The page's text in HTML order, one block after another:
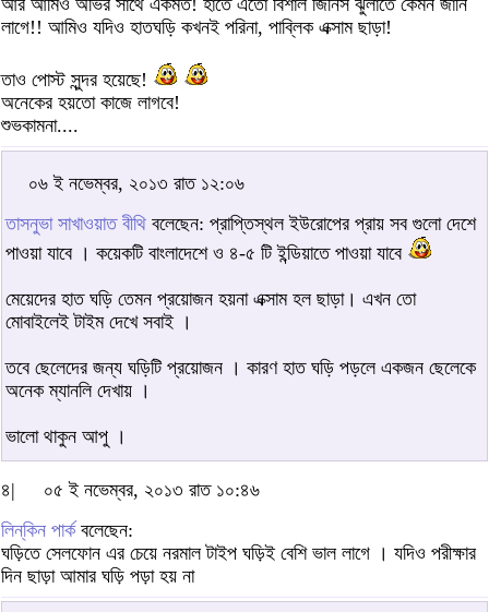
আর আমিও অভির সাথে একমত! হাতে এতো বিশাল জিনিস ঝুলাতে কেমন জানি
লাগে!! আমিও যদিও হাতঘড়ি কখনই পরিনা, পাব্লিক এক্সাম ছাড়া!
তাও পোস্ট সুন্দর হয়েছে!
অনেকের হয়তো কাজে লাগবে!
শুভকামনা....
০৬ ই নভেম্বর, ২০১৩ রাত ১২:০৬
তাসনুভা সাখাওয়াত বীথি বলেছেন: প্রাপ্তিস্থল ইউরোপের প্রায় সব গুলো দেশে
পাওয়া যাবে । কয়েকটি বাংলাদেশে ও ৪-৫ টি ইন্ডিয়াতে পাওয়া যাবে
মেয়েদের হাত ঘড়ি তেমন প্রয়োজন হয়না এক্সাম হল ছাড়া। এখন তো
মোবাইলেই টাইম দেখে সবাই ।
তবে ছেলেদের জন্য ঘড়িটি প্রয়োজন । কারণ হাত ঘড়ি পড়লে একজন ছেলেকে
অনেক ম্যানলি দেখায় ।
ভালো থাকুন আপু ।
৪|
০৫ ই নভেম্বর, ২০১৩ রাত ১০:৪৬
লিন্‌কিন পার্কবলেছেন:
ঘড়িতে সেলফোন এর চেয়ে নরমাল টাইপ ঘড়িই বেশি ভাল লাগে । যদিও পরীক্ষার
দিন ছাড়া আমার ঘড়ি পড়া হয় না